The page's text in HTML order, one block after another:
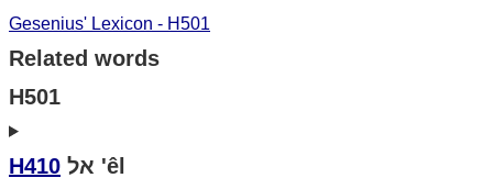
Gesenius' Lexicon - H501
Related words
H501
H410 אל 'êl